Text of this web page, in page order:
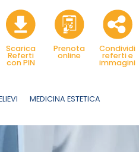
Scarica
Referti
con PIN
Prenota
online
Condividi
referti e
immagini
MEDICINA ESTETICA